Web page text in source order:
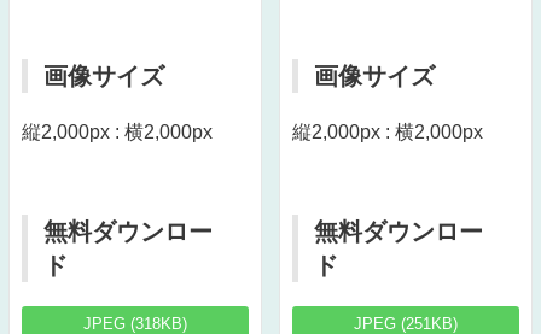
画像サイズ
縦2,000px : 横2,000px
無料ダウンロー
ド
JPEG (318KB)
画像サイズ
縦2,000px : 横2,000px
無料ダウンロー
ド
JPEG (251KB)